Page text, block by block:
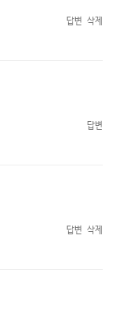
답변 삭제
답변
답변 삭제